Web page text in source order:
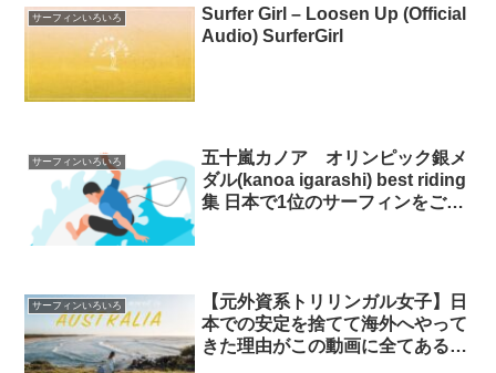
サーフィンいろいろ
Surfer Girl – Loosen Up (Official
Audio) SurferGirl
サーフィンいろいろ
五十嵐カノア オリンピック銀メ
ダル(kanoa igarashi) best riding
集 日本で1位のサーフィンをご覧
サーフィンいろいろ
【元外資系トリリンガル女子】日
本での安定を捨てて海外へやって
きた理由がこの動画に全てある |